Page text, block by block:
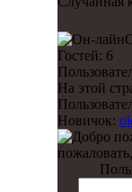
Гостей: 6
На этой
Новичок:
пожаловать,